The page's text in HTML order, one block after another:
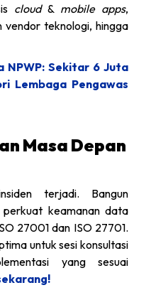
cloud & mobile apps,
teknologi, hingga
NPWP: Sekitar 6 Juta
Lembaga Pengawas
Masa Depan
terjadi. Bangun
keamanan data
27001 dan ISO 27701.
untuk sesi konsultasi
yang sesuai